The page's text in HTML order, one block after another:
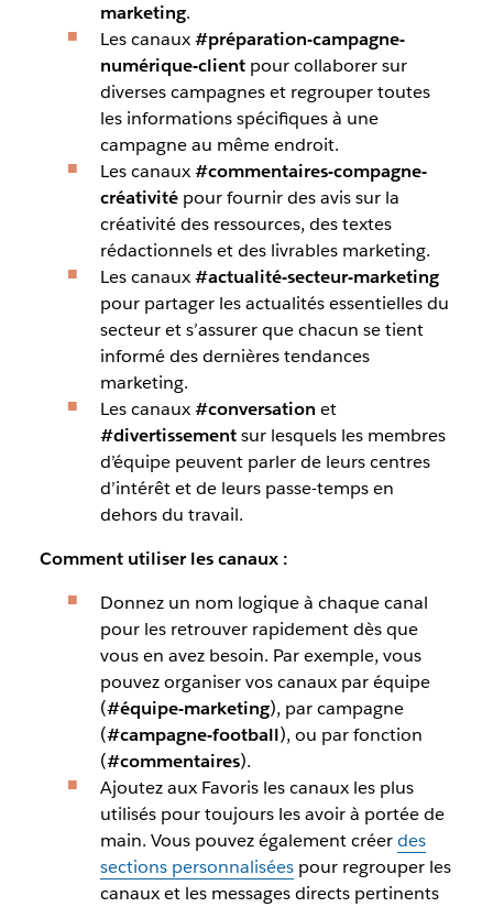
marketing.
Les canaux#préparation-campagne-
numérique-client pour collaborer sur
diverses campagnes et regrouper toutes
les informations spécifiques à une
campagne au même endroit.
Les canaux#commentaires-compagne-
créativitépour fournir des avis sur la
créativité des ressources, des textes
rédactionnels et des livrables marketing.
Les canaux#actualité-secteur-marketing
pour partager les actualités essentielles du
secteur et s’assurer que chacun se tient
informé des dernières tendances
marketing.
Les canaux#conversation et
#divertissementsur lesquels les membres
d’équipe peuvent parler de leurs centres
d’intérêt et de leurs passe-temps en
dehors du travail.
Comment utiliser les canaux :
Donnez un nom logique à chaque canal
pour les retrouver rapidement dès que
vous en avez besoin. Par exemple, vous
pouvez organiser vos canaux par équipe
(#équipe-marketing), par campagne
(#campagne-football), ou par fonction
(#commentaires).
Ajoutez aux Favoris les canaux les plus
utilisés pour toujours les avoir à portée de
main. Vous pouvez également créerdes
sections personnaliséespour regrouper les
canaux et les messages directs pertinents